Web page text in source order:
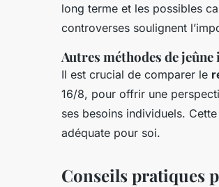
long terme et les possibles
controverses soulignent
Autres méthodes de
Il est crucial de comparer le
16/8, pour offrir une
ses besoins individuels.
adéquate pour soi.
Conseils pratiques